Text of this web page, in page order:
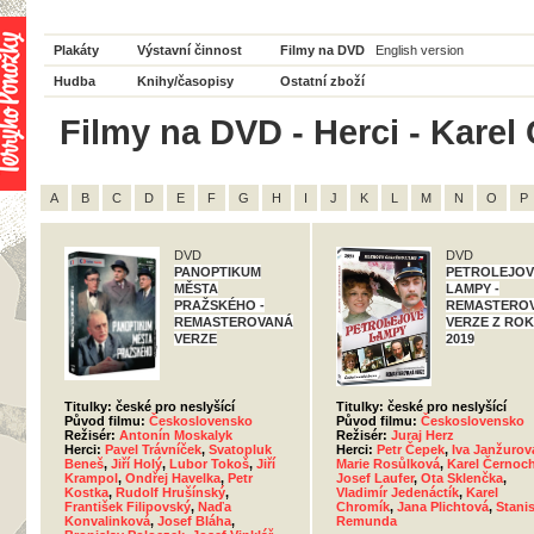
Plakáty Výstavní činnost Filmy na DVD English version
Hudba Knihy/časopisy Ostatní zboží
Filmy na DVD - Herci -
A B C D E F G H I J K L M N O P
DVD
PANOPTIKUM
MĚSTA
PRAŽSKÉHO -
REMASTEROVANÁ
VERZE
Titulky: české pro neslyšící
Původ filmu: Československo
Režisér: Antonín Moskalyk
Herci: Pavel Trávníček, Svatopluk
Beneš, Jiří Holý, Lubor Tokoš, Jiří
Krampol, Ondřej Havelka, Petr
Kostka, Rudolf Hrušínský,
František Filipovský, Naďa
Konvalinková, Josef Bláha,
DVD
LAMPY -
VERZE Z
2019
Titulky: české pro neslyšící
Původ filmu: Československo
Režisér: Juraj Herz
Herci: Petr Čepek, Iva
Marie Rosůlková, Karel
Josef Laufer, Ota Sklenčka,
Vladimír Jedenáctík, Karel
Chromík, Jana Plichtová,
Remunda